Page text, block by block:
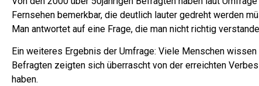
Fernsehen bemerkbar, die deutlich lauter gedreht werden
Man antwortet auf eine Frage, die man nicht richtig
Ein weiteres Ergebnis der Umfrage: Viele Menschen
Befragten zeigten sich überrascht von der erreichten
haben.